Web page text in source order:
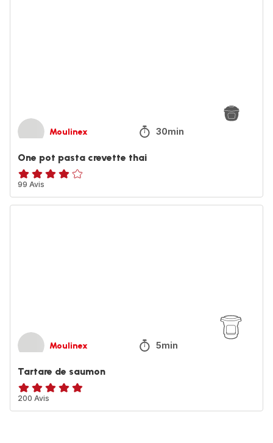
Moulinex 30min
One pot pasta crevette thai
ratings.4.1
99 Avis
Moulinex 5min
Tartare de saumon
ratings.4.8
200 Avis